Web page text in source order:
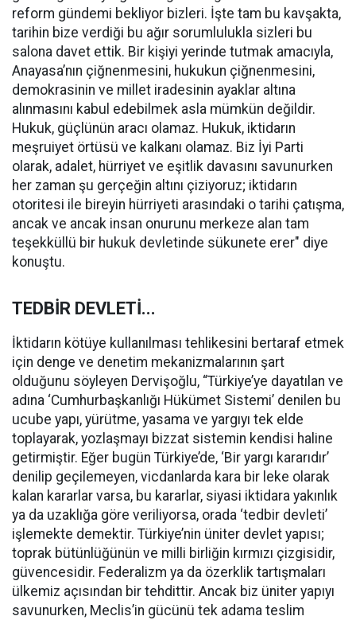
reform gündemi bekliyor bizleri. İşte tam bu kavşakta,
tarihin bize verdiği bu ağır sorumlulukla sizleri bu
salona davet ettik. Bir kişiyi yerinde tutmak amacıyla,
Anayasa’nın çiğnenmesini, hukukun çiğnenmesini,
demokrasinin ve millet iradesinin ayaklar altına
alınmasını kabul edebilmek asla mümkün değildir.
Hukuk, güçlünün aracı olamaz. Hukuk, iktidarın
meşruiyet örtüsü ve kalkanı olamaz. Biz İyi Parti
olarak, adalet, hürriyet ve eşitlik davasını savunurken
her zaman şu gerçeğin altını çiziyoruz; iktidarın
otoritesi ile bireyin hürriyeti arasındaki o tarihi çatışma,
ancak ve ancak insan onurunu merkeze alan tam
teşekküllü bir hukuk devletinde sükunete erer" diye
konuştu.
TEDBİR DEVLETİ...
İktidarın kötüye kullanılması tehlikesini bertaraf etmek
için denge ve denetim mekanizmalarının şart
olduğunu söyleyen Dervişoğlu, “Türkiye’ye dayatılan ve
adına ‘Cumhurbaşkanlığı Hükümet Sistemi’ denilen bu
ucube yapı, yürütme, yasama ve yargıyı tek elde
toplayarak, yozlaşmayı bizzat sistemin kendisi haline
getirmiştir. Eğer bugün Türkiye’de, ‘Bir yargı kararıdır’
denilip geçilemeyen, vicdanlarda kara bir leke olarak
kalan kararlar varsa, bu kararlar, siyasi iktidara yakınlık
ya da uzaklığa göre veriliyorsa, orada ‘tedbir devleti’
işlemekte demektir. Türkiye’nin üniter devlet yapısı;
toprak bütünlüğünün ve milli birliğin kırmızı çizgisidir,
güvencesidir. Federalizm ya da özerklik tartışmaları
ülkemiz açısından bir tehdittir. Ancak biz üniter yapıyı
savunurken, Meclis’in gücünü tek adama teslim